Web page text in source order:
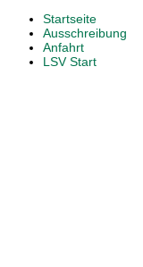
Startseite
Ausschreibung
Anfahrt
LSV Start